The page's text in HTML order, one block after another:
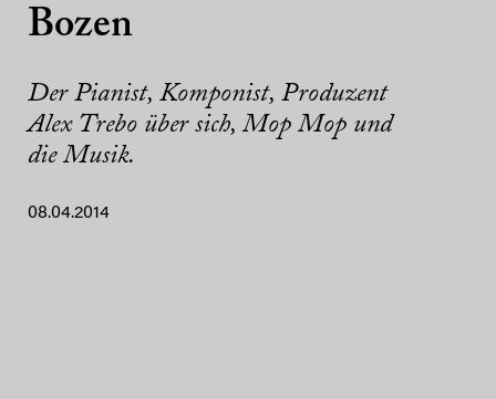
Bozen
Der Pianist, Komponist, Produzent
Alex Trebo über sich, Mop Mop und
die Musik.
08.04.2014